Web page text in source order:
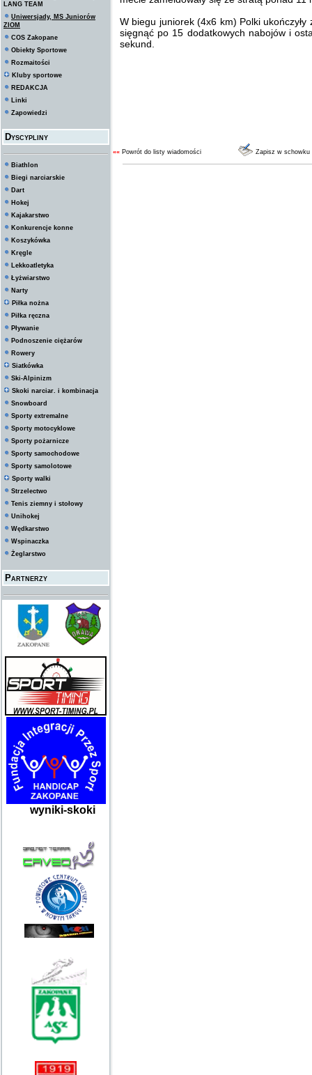
LANG TEAM
Uniwersjady, MS Juniorów
ZIOM
COS Zakopane
Obiekty Sportowe
Rozmaitości
Kluby sportowe
REDAKCJA
Linki
Zapowiedzi
Dyscypliny
Biathlon
Biegi narciarskie
Dart
Hokej
Kajakarstwo
Konkurencje konne
Koszykówka
Kręgle
Lekkoatletyka
Łyżwiarstwo
Narty
Piłka nożna
Piłka ręczna
Pływanie
Podnoszenie ciężarów
Rowery
Siatkówka
Ski-Alpinizm
Skoki narciar. i kombinacja
Snowboard
Sporty extremalne
Sporty motocyklowe
Sporty pożarnicze
Sporty samochodowe
Sporty samolotowe
Sporty walki
Strzelectwo
Tenis ziemny i stołowy
Unihokej
Wędkarstwo
Wspinaczka
Żeglarstwo
Partnerzy
wyniki-skoki
W biegu juniorek (4x6 km) Polki
sięgnąć po 15 dodatkowych nabojów i
sekund.
«« Powrót do listy wiadomości Zapisz w schowku